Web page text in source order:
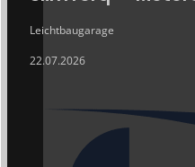
Leichtbaugarage
22.07.2026